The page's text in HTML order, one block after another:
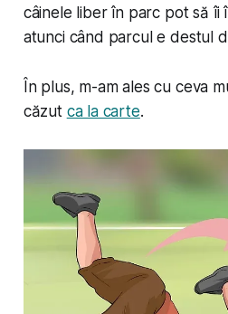
câinele liber în parc pot să îi
atunci când parcul e destul
În plus, m-am ales cu ceva
căzut ca la carte.